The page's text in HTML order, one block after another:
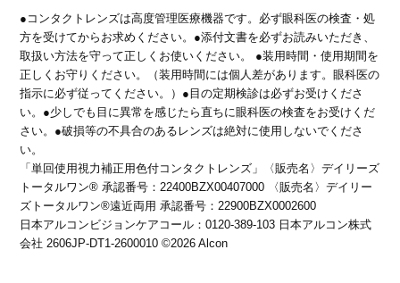
●コンタクトレンズは高度管理医療機器です。必ず眼科医の検査・処
方を受けてからお求めください。●添付文書を必ずお読みいただき、
取扱い方法を守って正しくお使いください。 ●装用時間・使用期間を
正しくお守りください。（装用時間には個人差があります。眼科医の
指示に必ず従ってください。）●目の定期検診は必ずお受けくださ
い。●少しでも目に異常を感じたら直ちに眼科医の検査をお受けくだ
さい。●破損等の不具合のあるレンズは絶対に使用しないでくださ
い。
「単回使用視力補正用色付コンタクトレンズ」〈販売名〉デイリーズ
トータルワン® 承認番号：22400BZX00407000 〈販売名〉デイリー
ズトータルワン®遠近両用 承認番号：22900BZX0002600
日本アルコンビジョンケアコール：0120-389-103 日本アルコン株式
会社 2606JP-DT1-2600010 ©2026 Alcon